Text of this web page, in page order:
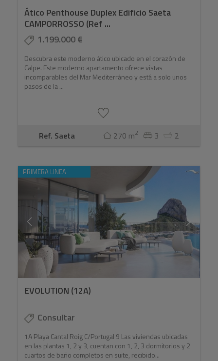
Ático Penthouse Duplex Edificio Saeta
CAMPORROSSO (Ref ...
1.199.000 €
Descubra este moderno ático ubicado en el corazón de
Calpe. Este moderno apartamento ofrece vistas
incomparables del Mar Mediterráneo y está a solo unos
pasos de la ...
Ref. Saeta 270 m2 3 2
PRIMERA LINEA
EVOLUTION (12A)
Consultar
1A Playa Cantal Roig C/Portugal 9 Las viviendas ubicadas
en las plantas 1, 2 y 3, cuentan con 1, 2, 3 dormitorios y 2
cuartos de baño completos en suite, recibido...